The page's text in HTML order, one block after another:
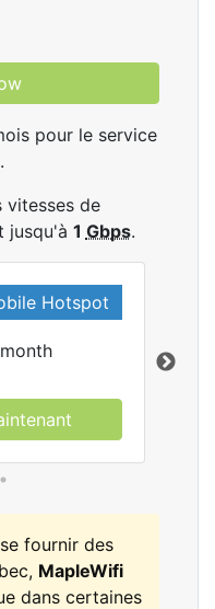
pour le service
vitesses de
jusqu'à 1 Gbps.
Hotspot
fournir des
MapleWifi
dans certaines